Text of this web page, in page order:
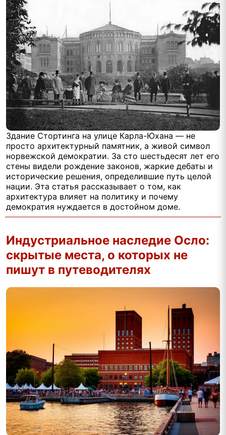
Здание Стортинга на улице Карла-Юхана — не
просто архитектурный памятник, а живой символ
норвежской демократии. За сто шестьдесят лет его
стены видели рождение законов, жаркие дебаты и
исторические решения, определившие путь целой
нации. Эта статья рассказывает о том, как
архитектура влияет на политику и почему
демократия нуждается в достойном доме.
Индустриальное наследие Осло:
скрытые места, о которых не
пишут в путеводителях